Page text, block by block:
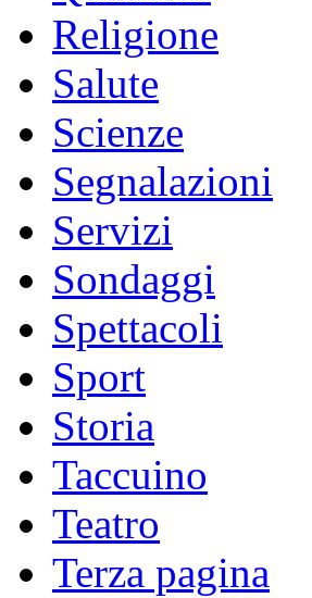
Religione
Salute
Scienze
Segnalazioni
Servizi
Sondaggi
Spettacoli
Sport
Storia
Taccuino
Teatro
Terza pagina